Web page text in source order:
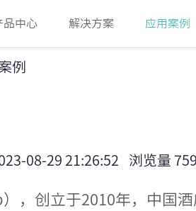
品中心 解决方案 应用案例
例
08-29 21:26:52 浏览量
，创立于2010年，中国